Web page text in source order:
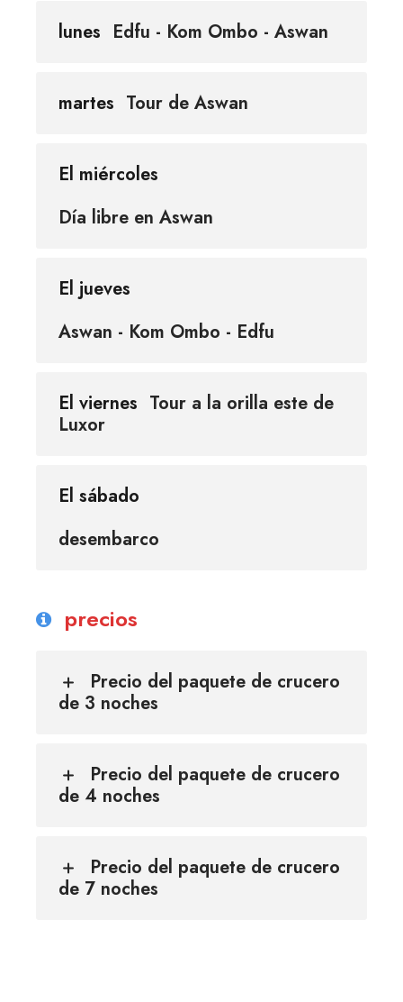
lunes Edfu - Kom Ombo - Aswan
martes Tour de Aswan
El miércoles
Día libre en Aswan
El jueves
Aswan - Kom Ombo - Edfu
El viernes Tour a la orilla este de
Luxor
El sábado
desembarco
precios
Precio del paquete de crucero
de 3 noches
Precio del paquete de crucero
de 4 noches
Precio del paquete de crucero
de 7 noches